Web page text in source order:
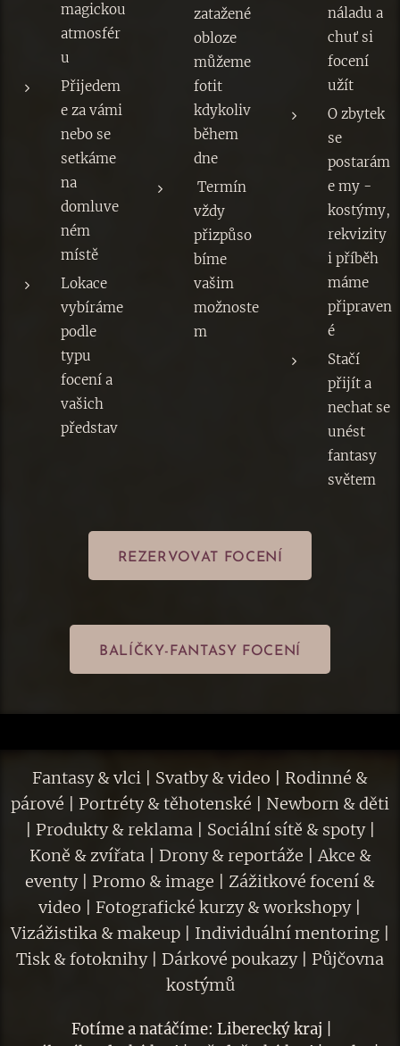
magickou
atmosfér
u
Přijedem
e za vámi
nebo se
setkáme
na
domluve
ném
místě
Lokace
vybíráme
podle
typu
focení a
vašich
představ
zatažené
obloze
můžeme
fotit
kdykoliv
během
dne
Termín
vždy
přizpůso
bíme
vašim
možnoste
m
náladu a
chuť si
focení
užít
O zbytek
se
postarám
e my -
kostýmy,
rekvizity
i příběh
máme
připraven
é
Stačí
přijít a
nechat se
unést
fantasy
světem
REZERVOVAT FOCENÍ
BALÍČKY-FANTASY FOCENÍ
Fantasy & vlci | Svatby & video | Rodinné &
párové | Portréty & těhotenské | Newborn & děti
| Produkty & reklama | Sociální sítě & spoty |
Koně & zvířata | Drony & reportáže | Akce &
eventy | Promo & image | Zážitkové focení &
video | Fotografické kurzy & workshopy |
Vizážistika & makeup | Individuální mentoring |
Tisk & fotoknihy | Dárkové poukazy | Půjčovna
kostýmů
Fotíme a natáčíme: Liberecký kraj |